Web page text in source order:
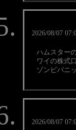
2026/08/07
ハムスター
ワイの株式
ゾンビパニ
2026/08/07